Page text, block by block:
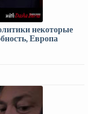
некоторые
Европа